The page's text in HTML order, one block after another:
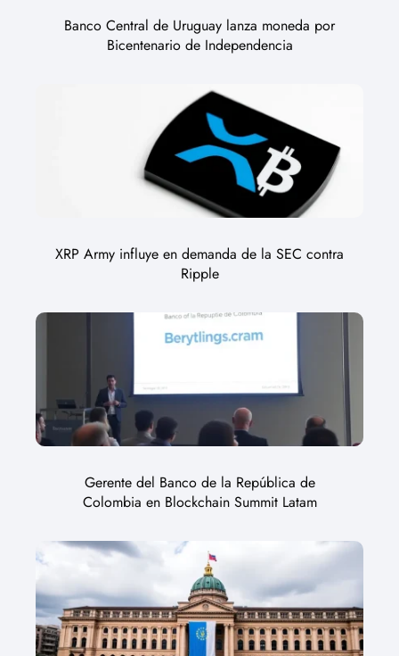
Banco Central de Uruguay lanza moneda por
Bicentenario de Independencia
XRP Army influye en demanda de la SEC contra
Ripple
Gerente del Banco de la República de
Colombia en Blockchain Summit Latam